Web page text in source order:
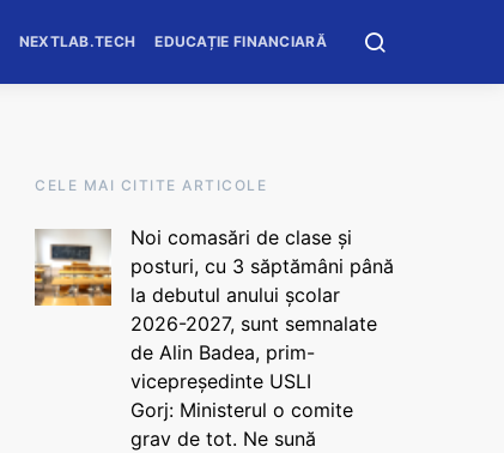
NEXTLAB.TECH EDUCAȚIE FINANCIARĂ
CELE MAI CITITE ARTICOLE
Noi comasări de clase și
posturi, cu 3 săptămâni până
la debutul anului școlar
2026-2027, sunt semnalate
de Alin Badea, prim-
vicepreședinte USLI
Gorj: Ministerul o comite
grav de tot. Ne sună